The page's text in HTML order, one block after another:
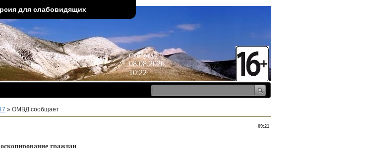
для слабовидящих
Суббота
08.08.2026
10:22
» ОМВД сообщает
09:21
граждан